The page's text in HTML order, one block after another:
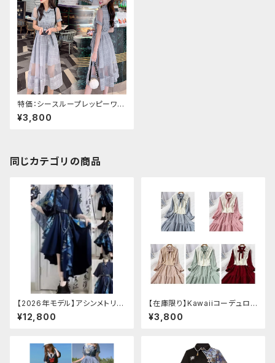
特価：シースループレッピーワン
ピース（半袖）
¥3,800
同じカテゴリの商品
【2026年モデル】アシンメトリー
チャイナ改良ドレス
¥12,800
【在庫限り】Kawaiiコーデュロイ
ニットワンピースセットアップ
¥3,800